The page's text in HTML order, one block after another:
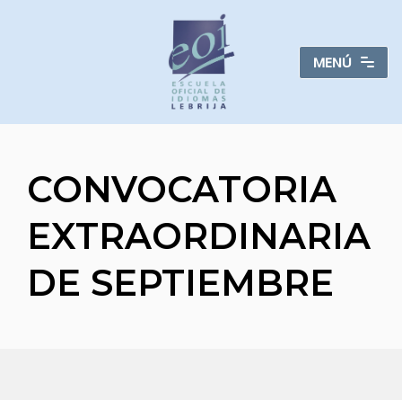
MENÚ
CONVOCATORIA
EXTRAORDINARIA
DE SEPTIEMBRE